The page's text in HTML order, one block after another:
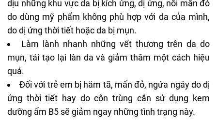
dịu những khu vực da bị kích ứng, dị ứng, nổi mẩn đỏ
do dùng mỹ phẩm không phù hợp với da của mình,
do dị ứng thời tiết hoặc da bị mụn.
Làm lành nhanh những vết thương trên da do
mụn, tái tạo lại làn da và giảm thâm một cách hiệu
quả.
Đối với trẻ em bị hăm tã, mẩn đỏ, ngứa ngáy do dị
ứng thời tiết hay do côn trùng cắn sử dụng kem
dưỡng ẩm B5 sẽ giảm ngay những tình trạng này.